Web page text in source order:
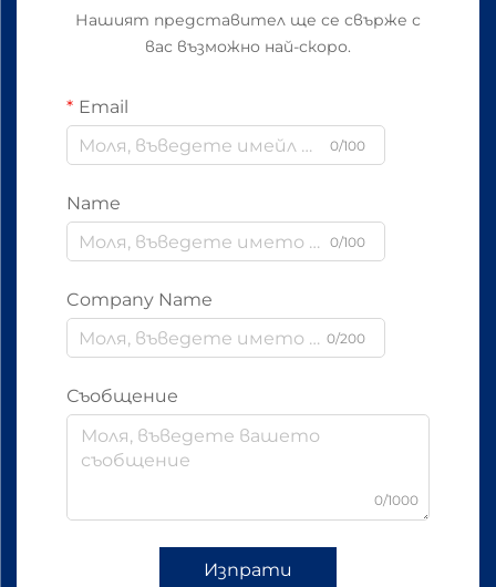
Нашият представител ще се свърже с
вас възможно най-скоро.
Email
0/100
Name
0/100
Company Name
0/200
Съобщение
0/1000
Изпрати